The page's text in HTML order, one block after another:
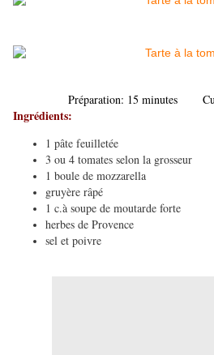
Préparation: 15 minutes
Ingrédients:
1 pâte feuilletée
3 ou 4 tomates selon la grosseur
1 boule de mozzarella
gruyère râpé
1 c.à soupe de moutarde forte
herbes de Provence
sel et poivre